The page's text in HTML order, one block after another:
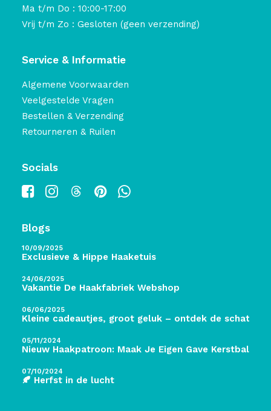
Ma t/m Do : 10:00-17:00
Vrij t/m Zo : Gesloten (geen verzending)
Service & Informatie
Algemene Voorwaarden
Veelgestelde Vragen
Bestellen & Verzending
Retourneren & Ruilen
Socials
Blogs
10/09/2025
Exclusieve & Hippe Haaketuis
24/06/2025
Vakantie De Haakfabriek Webshop
06/06/2025
Kleine cadeautjes, groot geluk – ontdek de schatten
05/11/2024
Nieuw Haakpatroon: Maak Je Eigen Gave Kerstballen!
07/10/2024
🍂 Herfst in de lucht